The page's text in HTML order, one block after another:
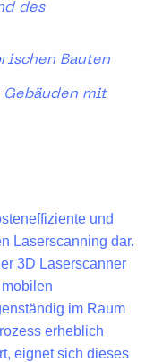
des
Bauten
mit
und
Laserscanning dar.
3D Laserscanner
mobilen
im Raum
erheblich
eignet sich dieses